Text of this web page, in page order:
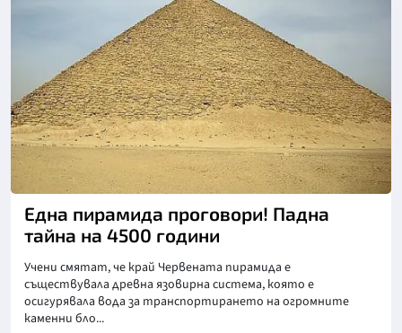
Снимка: goggle
Една пирамида проговори! Падна
тайна на 4500 години
Учени смятат, че край Червената пирамида е
съществувала древна язовирна система, която е
осигурявала вода за транспортирането на огромните
каменни бло...